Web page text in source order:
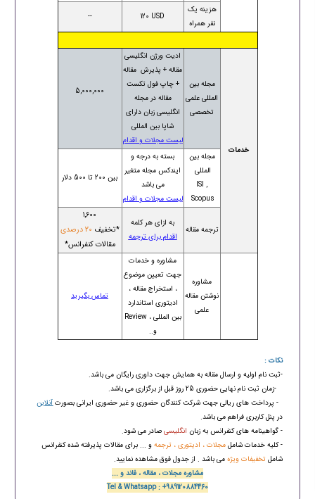
هزینه یک
نفر همراه
120 USD
--
خدمات
مجله بین
المللی علمی
تخصصی
ادیت ورژن انگلیسی
مقاله + پذیرش مقاله
+ چاپ فول تکست
مقاله در مجله
انگلیسی زبان دارای
شاپا بین المللی
لیست مجلات و اقدام
5,000,000
مجله بین
المللی
ISI ,
Scopus
بسته به درجه و
ایندکس مجله متغیر
می باشد
لیست مجلات و اقدام
بین 200 تا 500 دلار
ترجمه مقاله
به ازای هر کلمه
اقدام برای ترجمه
1,600
*تخفیف 20 درصدی
مقالات کنفرانس*
مشاوره
نوشتن مقاله
علمی
مشاوره و خدمات
جهت تعیین موضوع
، استخراج مقاله ،
ادیتوری استاندارد
بین المللی ، Review
و..
تماس بگیرید
نکات :
-ثبت نام اولیه و ارسال مقاله به همایش جهت داوری رایگان می باشد.
-زمان ثبت نام نهایی حضوری 25 روز قبل از برگزاری می باشد.
- پرداخت های ریالی جهت شرکت کنندگان حضوری و غیر حضوری ایرانی بصورتآنلاین
در پنل کاربری فراهم می باشد.
- گواهینامه های کنفرانس به زبانانگلیسی صادر می شود.
- کلیه خدمات شامل مجلات ، ادیتوری ، ترجمهو ... برای مقالات پذیرفته شده کنفرانس
شامل تخفیفات ویژهمی باشد . از جدول فوق مشاهده نمایید.
مشاوره مجلات ، مقاله ، فاند و ...
Tel & Whatsapp : +989120884460